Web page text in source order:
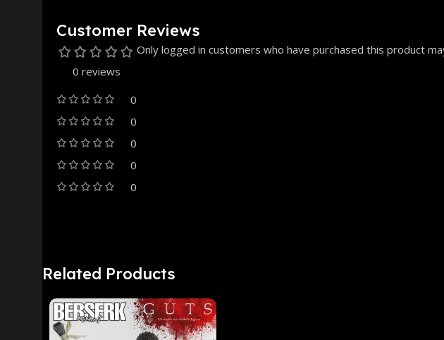
Customer Reviews
0 reviews
0
0
0
0
0
Only logged in customers who have purchased this product
Related Products